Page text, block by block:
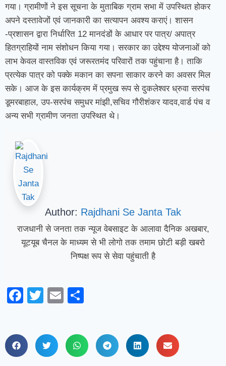
गया। ग्रामीणों ने इस सूचना के मुताबिक ग्राम सभा में उपस्थित होकर
अपने दस्तावेजों एवं जानकारी का सत्यापन अवश्य कराएं। शासन
-प्रशासन द्वारा निर्धारित 12 मानदंडों के आधार पर पात्र/ अपात्र
हितग्राहियों नाम संशोधन किया गया। सरकार का उद्देश्य योजनाओं को
लाभ केवल वास्तविक एवं जरूरतमंद परिवारों तक पहुंचाना है। ताकि
प्रत्येक पात्र को पक्के मकान का सपना साकार करने का अवसर मिल
सके। आज के इस कार्यक्रम में प्रमुख रूप से दुकलेश्वर ध्रुवा सरपंच
डूमरबाहाल, उप-सरपंच समुधर मांझी,सचिव गौरीशंकर यादव,वार्ड पंच व
अन्य सभी ग्रामीण जनता उपस्थित थे।
Author: Rajdhani Se Janta Tak
राजधानी से जनता तक न्यूज वेबसाइट के आलावा दैनिक अखबार,
यूटयूब चैनल के माध्यम से भी लोगो तक तमाम छोटी बड़ी खबरो
निष्पक्ष रूप से सेवा पहुंचाती है
Facebook
TwitterEmail